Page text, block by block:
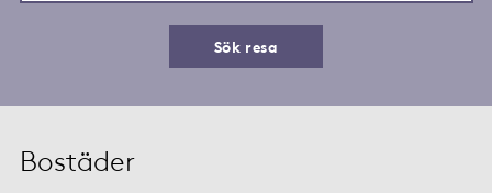
Sök resa
Bostäder